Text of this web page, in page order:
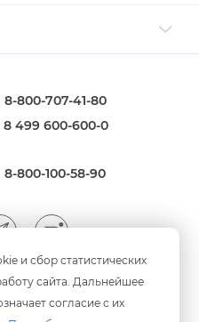
и сбор статистических
сайта. Дальнейшее
согласие с их
8-800-707-41-80
8 499 600-600-0
8-800-100-58-90
оплату
картами